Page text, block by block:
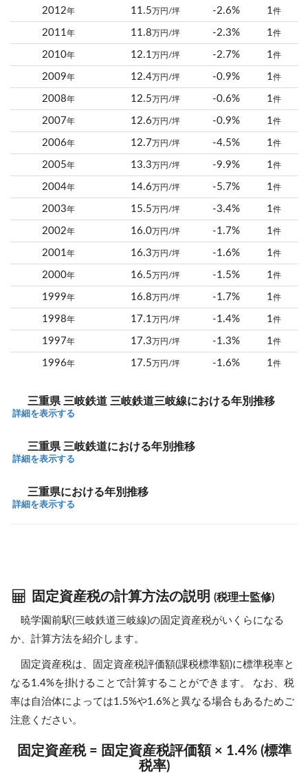
2012年 11.5 万円/坪 -2.6% 1件
2011年 11.8 万円/坪 -2.3% 1件
2010年 12.1 万円/坪 -2.7% 1件
2009年 12.4 万円/坪 -0.9% 1件
2008年 12.5 万円/坪 -0.6% 1件
2007年 12.6 万円/坪 -0.9% 1件
2006年 12.7 万円/坪 -4.5% 1件
2005年 13.3 万円/坪 -9.9% 1件
2004年 14.6 万円/坪 -5.7% 1件
2003年 15.5 万円/坪 -3.4% 1件
2002年 16.0 万円/坪 -1.7% 1件
2001年 16.3 万円/坪 -1.6% 1件
2000年 16.5 万円/坪 -1.5% 1件
1999年 16.8 万円/坪 -1.7% 1件
1998年 17.1 万円/坪 -1.4% 1件
1997年 17.3 万円/坪 -1.3% 1件
1996年 17.5 万円/坪 -1.6% 1件
三重県 三岐鉄道 三岐鉄道三岐線における年別推移
詳細を表示する
三重県 三岐鉄道における年別推移
詳細を表示する
三重県における年別推移
詳細を表示する
固定資産税の計算方法の説明 (税理士監修)
暁学園前駅(三岐鉄道三岐線)の固定資産税がいくらになる
か、計算方法を紹介します。
固定資産税は、固定資産税評価額(課税標準額)に標準税率と
なる1.4%を掛けることで計算することができます。 なお、税
率は自治体によっては1.5%や1.6%と異なる場合もあるためご
注意ください。
固定資産税 = 固定資産税評価額 × 1.4% (標準
税率)